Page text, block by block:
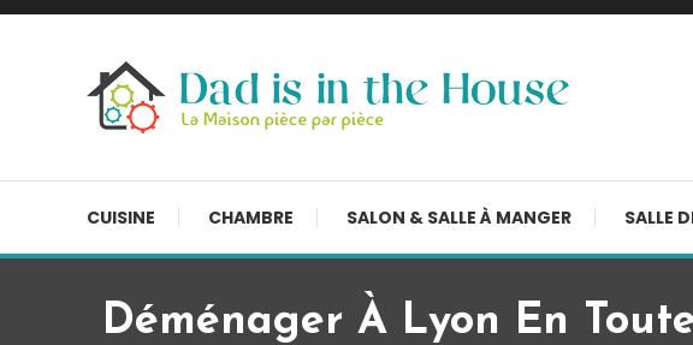
Skip
CUISINE CHAMBRE SALON & SALLE À MANGER SALLE
Déménager À Lyon En